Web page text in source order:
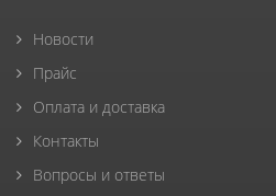
Новости
Прайс
Оплата и доставка
Контакты
Вопросы и ответы